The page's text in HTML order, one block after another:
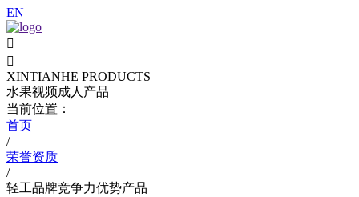
EN


XINTIANHE PRODUCTS
水果视频成人产品
当前位置：
首页
/
荣誉资质
/
轻工品牌竞争力优势产品